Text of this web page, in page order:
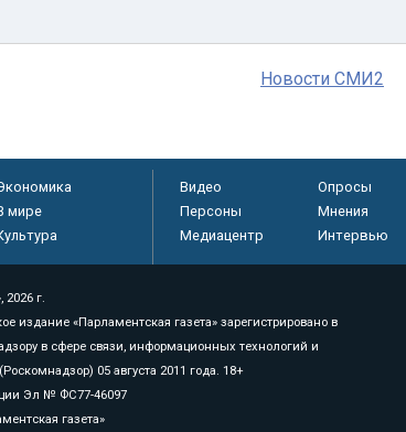
Новости СМИ2
мире
Видео Опросы
Персоны
Мнения
Медиацентр
Интервью
2026 г.
издание «Парламентская газета» зарегистрировано в
в сфере связи, информационных технологий и
05 августа 2011 года. 18+
Эл № ФС77-46097
газета»